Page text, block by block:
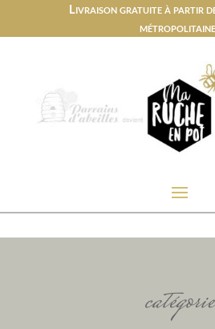
Livraison gratuite à partir
catégorie